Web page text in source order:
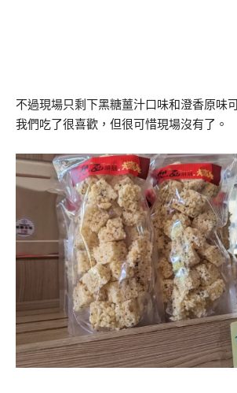
不過現場只剩下黑糖薑汁口味和澄香原味
我們吃了很喜歡，但很可惜現場沒有了。